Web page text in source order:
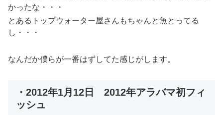
かったな・・・
とあるトップウォーター屋さんもちゃんと魚とってる
し・・・
なんだか僕らが一番はずしてた感じがします。
・2012年1月12日 2012年アラバマ初フィ
ッシュ